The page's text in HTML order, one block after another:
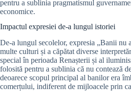
pentru a sublinia pragmatismul
economice.
Impactul expresiei de-a lungul istoriei
De-a lungul secolelor, expresia „Banii nu
multe culturi și a căpătat diverse
special în perioada Renașterii și al
folosită pentru a sublinia că nu contează
deoarece scopul principal al banilor era
comerțului, indiferent de mijloacele prin